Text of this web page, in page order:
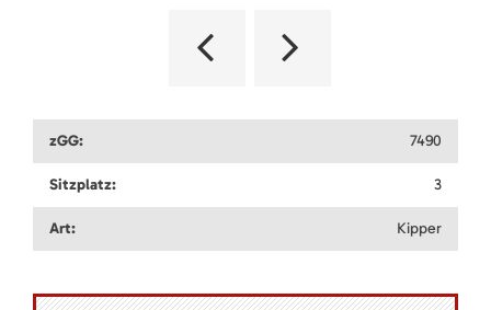
zGG: 7490
Sitzplatz: 3
Art: Kipper